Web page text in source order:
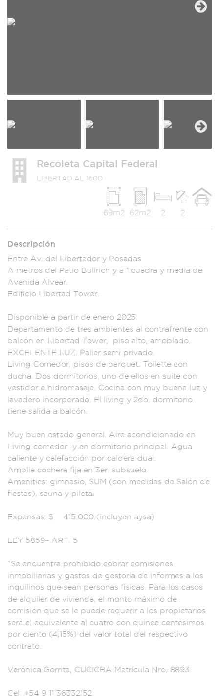
Recoleta Capital Federal
LIBERTAD AL 1600
2
2
62m2
69m2
Descripción
Entre Av. del Libertador y Posadas
A metros del Patio Bullrich y a 1 cuadra y media de
Avenida Alvear.
Edificio Libertad Tower.
Disponible a partir de enero 2025
Departamento de tres ambientes al contrafrente con
balcón en Libertad Tower, piso alto, amoblado.
EXCELENTE LUZ. Palier semi privado.
Living Comedor, pisos de parquet. Toilette con
ducha . Dos dormitorios, uno de ellos en suite con
vestidor e hidromasaje. Cocina con muy buena luz y
lavadero incorporado. El living y 2do . dormitorio
tiene salida a ba lcón.
Muy buen estado general. Aire acondicionado en
Living comedor y en dormitorio principal. Agua
caliente y calefacción por caldera dual.
Amp lia cochera fija en 3er. subsue lo.
Amenities: gimnasio, SUM (con medidas de Salón de
fiestas), sauna y pileta.
Expensas: $ 415.000 (incluyen aysa)
L EY 5859– ART. 5
“Se encuentra prohibido cobrar comisiones
inmobiliarias y gastos de gestoría de informes a los
inquilinos que sean personas fisicas. Para los casos
de alquiler de vivienda, el monto máximo de
comisión que se le puede requerir a los propietarios
será el equivalente al cuatro con quince centésimos
por ciento (4,15%) del valor tota l del respectivo
contrato.
Verónica Gorrita, CUCICBA Matrícula Nro. 8893
Cel: +54 9 11 36332152